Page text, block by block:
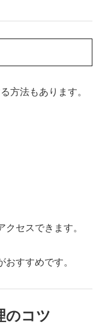
方法もあります。
セスできます。
すすめです。
のコツ